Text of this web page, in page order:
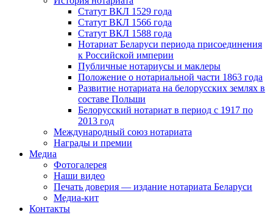
Статут ВКЛ 1529 года
Статут ВКЛ 1566 года
Статут ВКЛ 1588 года
Нотариат Беларуси периода присоединения
к Российской империи
Публичные нотариусы и маклеры
Положение о нотариальной части 1863 года
Развитие нотариата на белорусских землях в
составе Польши
Белорусский нотариат в период с 1917 по
2013 год
Международный союз нотариата
Награды и премии
Медиа
Фотогалерея
Наши видео
Печать доверия — издание нотариата Беларуси
Медиа-кит
Контакты